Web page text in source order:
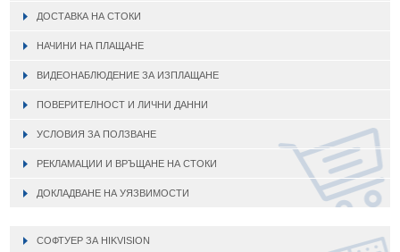
ДОСТАВКА НА СТОКИ
НАЧИНИ НА ПЛАЩАНЕ
ВИДЕОНАБЛЮДЕНИЕ ЗА ИЗПЛАЩАНЕ
ПОВЕРИТЕЛНОСТ И ЛИЧНИ ДАННИ
УСЛОВИЯ ЗА ПОЛЗВАНЕ
РЕКЛАМАЦИИ И ВРЪЩАНЕ НА СТОКИ
ДОКЛАДВАНЕ НА УЯЗВИМОСТИ
СОФТУЕР ЗА HIKVISION